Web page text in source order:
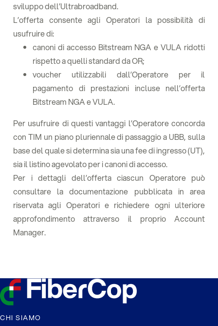
sviluppo dell’Ultrabroadband.
L’offerta consente agli Operatori la possibilità di
usufruire di:
canoni di accesso Bitstream NGA e VULA ridotti
rispetto a quelli standard da OR;
voucher utilizzabili dall’Operatore per il
pagamento di prestazioni incluse nell’offerta
Bitstream NGA e VULA.
Per usufruire di questi vantaggi l’Operatore concorda
con TIM un piano pluriennale di passaggio a UBB, sulla
base del quale si determina sia una fee di ingresso (UT),
sia il listino agevolato per i canoni di accesso.
Per i dettagli dell’offerta ciascun Operatore può
consultare la documentazione pubblicata in area
riservata agli Operatori e richiedere ogni ulteriore
approfondimento attraverso il proprio Account
Manager.
CHI SIAMO